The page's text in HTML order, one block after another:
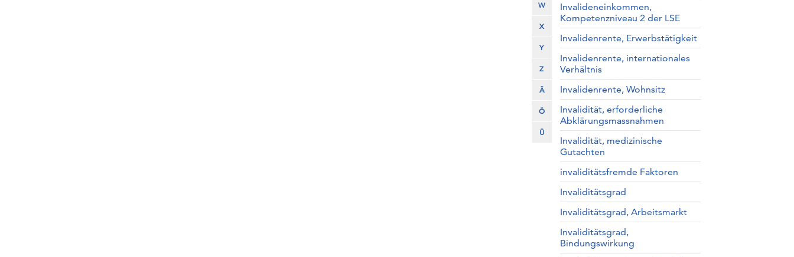
W
X
Y
Z
Ä
Ö
Ü
Invalideneinkommen,
Kompetenzniveau 2 der LSE
Invalidenrente, Erwerbstätigkeit
Invalidenrente, internationales
Verhältnis
Invalidenrente, Wohnsitz
Invalidität, erforderliche
Abklärungsmassnahmen
Invalidität, medizinische
Gutachten
invaliditätsfremde Faktoren
Invaliditätsgrad
Invaliditätsgrad, Arbeitsmarkt
Invaliditätsgrad,
Bindungswirkung